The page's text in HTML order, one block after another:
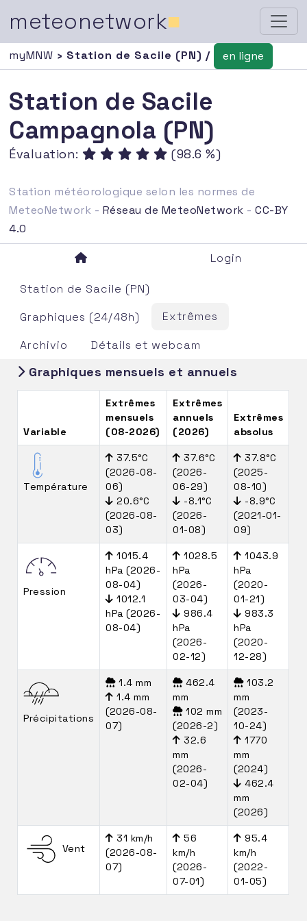
meteonetwork■
myMNW › Station de Sacile (PN) / en ligne
Station de Sacile
Campagnola (PN)
Évaluation: (98.6 %)
Station météorologique selon les normes de
MeteoNetwork - Réseau de MeteoNetwork -CC-BY
4.0
Login
Station de Sacile (PN)
Graphiques (24/48h)
Extrêmes
Archivio
Détails et webcam
Graphiques mensuels et annuels
Variable
Extrêmes
mensuels
(08-2026)
Extrêmes
annuels
(2026)
Extrêmes
absolus
Température
37.5°C
(2026-08-
06)
20.6°C
(2026-08-
03)
37.6°C
(2026-
06-29)
-8.1°C
(2026-
01-08)
37.8°C
(2025-
08-10)
-8.9°C
(2021-01-
09)
Pression
1015.4
hPa (2026-
08-04)
1012.1
hPa (2026-
08-04)
1028.5
hPa
(2026-
03-04)
986.4
hPa
(2026-
02-12)
1043.9
hPa
(2020-
01-21)
983.3
hPa
(2020-
12-28)
Précipitations
1.4 mm
1.4 mm
(2026-08-
07)
462.4
mm
102 mm
(2026-2)
32.6
mm
(2026-
02-04)
103.2
mm
(2023-
10-24)
1770
mm
(2024)
462.4
mm
(2026)
Vent
31 km/h
(2026-08-
07)
56
km/h
(2026-
07-01)
95.4
km/h
(2022-
01-05)